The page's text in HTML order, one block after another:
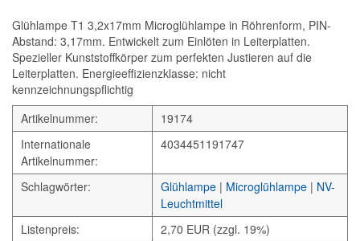
Glühlampe T1 3,2x17mm Microglühlampe in Röhrenform, PIN-
Abstand: 3,17mm. Entwickelt zum Einlöten in Leiterplatten.
Spezieller Kunststoffkörper zum perfekten Justieren auf die
Leiterplatten. Energieeffizienzklasse: nicht
kennzeichnungspflichtig
Artikelnummer:
19174
Internationale
Artikelnummer:
4034451191747
Schlagwörter: Glühlampe | Microglühlampe | NV-
Leuchtmittel
Listenpreis:
2,70 EUR (zzgl. 19%)